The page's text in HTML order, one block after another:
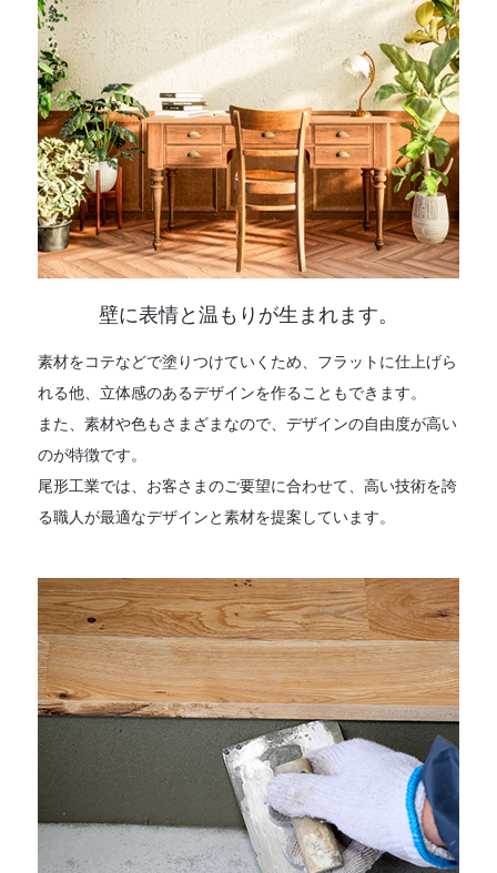
壁に表情と温もりが生まれます。
素材をコテなどで塗りつけていくため、フラットに仕上げら
れる他、立体感のあるデザインを作ることもできます。
また、素材や色もさまざまなので、デザインの自由度が高い
のが特徴です。
尾形工業では、お客さまのご要望に合わせて、高い技術を誇
る職人が最適なデザインと素材を提案しています。